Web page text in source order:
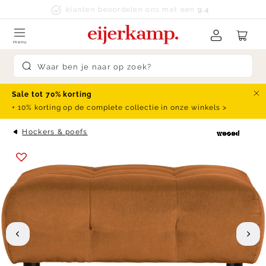
Skip to content Ruim 250 merken
Submit search
menu
Sale tot 70% korting
+ 10% korting op de complete collectie in onze winkels >
Hockers & poefs